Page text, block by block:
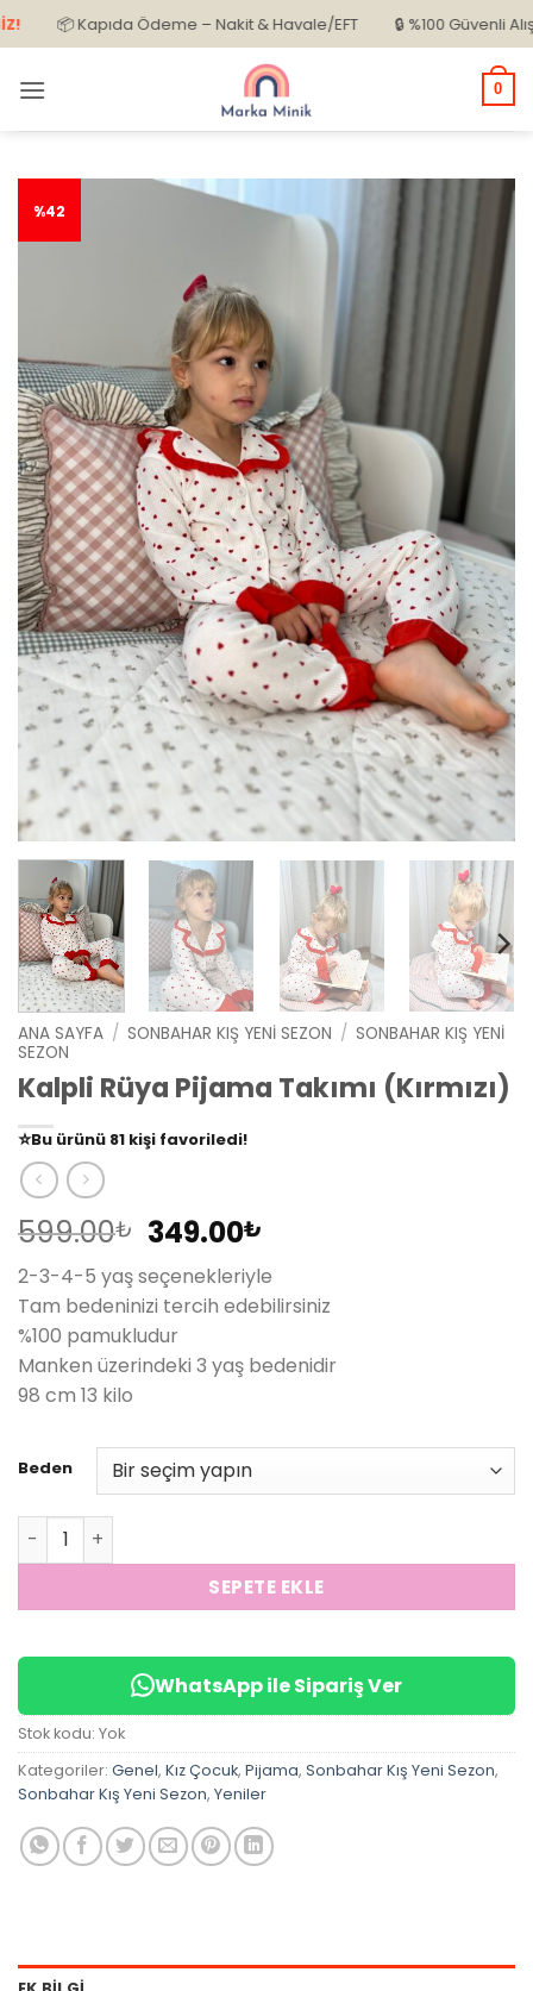
İçeriğe
atla
📦 Kapıda Ödeme – Nakit & Havale/EFT 🔒 %100 Güvenli Alışveriş
0
%42
ANA SAYFA / SONBAHAR KIŞ YENI SEZON / SONBAHAR KIŞ YENI
SEZON
Kalpli Rüya Pijama Takımı (Kırmızı)
⭐️Bu ürünü 81 kişi favoriledi!
🛒39 kişisepetine ekledi!
✅ Bugün 14 adet
599.00₺ Orijinal
fiyat:
599.00₺.
349.00₺
fiyat:
349.00₺.
2-3-4-5 yaş seçenekleriyle
Tam bedeninizi tercih edebilirsiniz
%100 pamukludur
Manken üzerindeki 3 yaş bedenidir
98 cm 13 kilo
Beden
Kalpli Rüya Pijama Takımı (Kırmızı) adet
SEPETE EKLE
WhatsApp ile Sipariş Ver
Stok kodu: Yok
Kategoriler: Genel, Kız Çocuk, Pijama, Sonbahar Kış Yeni Sezon,
Sonbahar Kış Yeni Sezon, Yeniler